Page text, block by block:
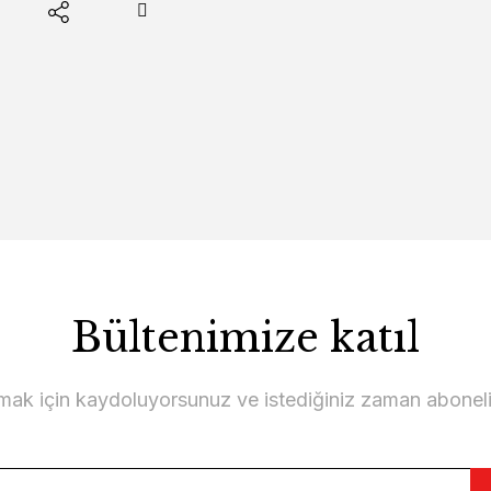
Bültenimize katıl
için kaydoluyorsunuz ve istediğiniz zaman